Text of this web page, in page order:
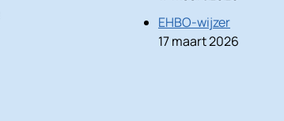
EHBO-wijzer
17 maart 2026